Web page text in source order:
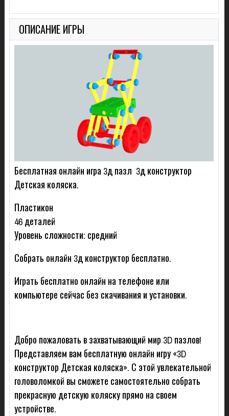
ОПИСАНИЕ ИГРЫ
Бесплатная онлайн игра 3д пазл 3д конструктор
Детская коляска.
Пластикон
46 деталей
Уровень сложности: средний
Собрать онлайн 3д конструктор бесплатно.
Играть бесплатно онлайн на телефоне или
компьютере сейчас без скачивания и установки.
Добро пожаловать в захватывающий мир 3D пазлов!
Представляем вам бесплатную онлайн игру «3D
конструктор Детская коляска». С этой увлекательной
головоломкой вы сможете самостоятельно собрать
прекрасную детскую коляску прямо на своем
устройстве.